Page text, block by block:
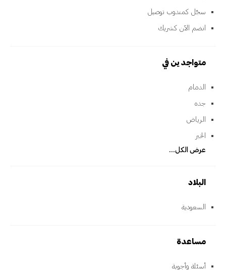
سجّل كمندوب توصيل
انضم الآن كشريك
متواجدين في
الدمام
جده
الرياض
الخبر
عرض الكل...
البلاد
السعودية
مساعدة
أسئلة وأجوبة